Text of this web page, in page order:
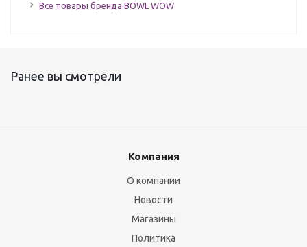
Все товары бренда BOWL WOW
Ранее вы смотрели
Компания
О компании
Новости
Магазины
Политика